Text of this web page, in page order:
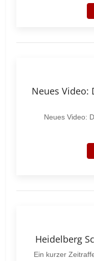
Neues Video:
Neues Video:
Heidelberg
Ein kurzer